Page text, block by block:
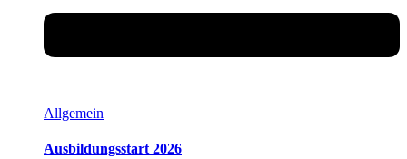
Allgemein
Ausbildungsstart 2026